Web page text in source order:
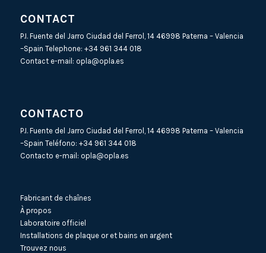
CONTACT
P.I. Fuente del Jarro Ciudad del Ferrol, 14 46998 Paterna – Valencia
–Spain Telephone: +34 961 344 018
Contact e-mail: opla@opla.es
CONTACTO
P.I. Fuente del Jarro Ciudad del Ferrol, 14 46998 Paterna – Valencia
–Spain Teléfono: +34 961 344 018
Contacto e-mail: opla@opla.es
Fabricant de chaînes
À propos
Laboratoire officiel
Installations de plaque or et bains en argent
Trouvez nous